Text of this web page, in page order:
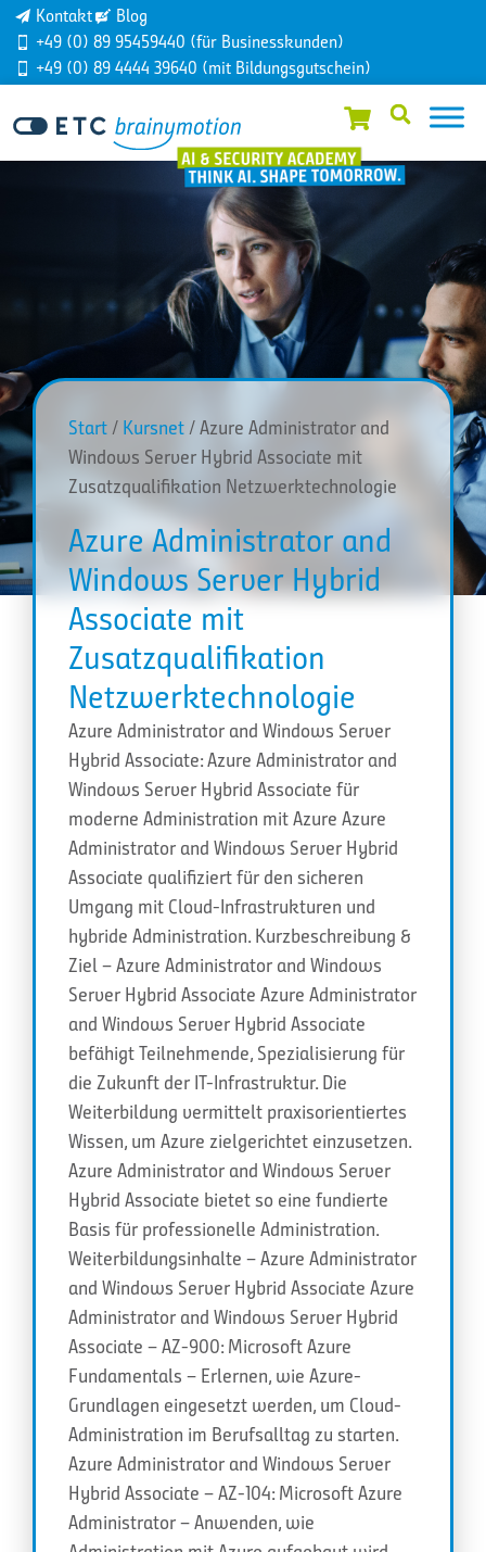
Kontakt
Blog
+49 (0) 89 95459440 (für Businesskunden)
+49 (0) 89 4444 39640 (mit Bildungsgutschein)
Start / Kursnet/ Azure Administrator and
Windows Server Hybrid Associate mit
Zusatzqualifikation Netzwerktechnologie
Azure Administrator and
Windows Server Hybrid
Associate mit
Zusatzqualifikation
Netzwerktechnologie
Azure Administrator and Windows Server
Hybrid Associate: Azure Administrator and
Windows Server Hybrid Associate für
moderne Administration mit Azure Azure
Administrator and Windows Server Hybrid
Associate qualifiziert für den sicheren
Umgang mit Cloud-Infrastrukturen und
hybride Administration. Kurzbeschreibung &
Ziel – Azure Administrator and Windows
Server Hybrid Associate Azure Administrator
and Windows Server Hybrid Associate
befähigt Teilnehmende, Spezialisierung für
die Zukunft der IT-Infrastruktur. Die
Weiterbildung vermittelt praxisorientiertes
Wissen, um Azure zielgerichtet einzusetzen.
Azure Administrator and Windows Server
Hybrid Associate bietet so eine fundierte
Basis für professionelle Administration.
Weiterbildungsinhalte – Azure Administrator
and Windows Server Hybrid Associate Azure
Administrator and Windows Server Hybrid
Associate – AZ-900: Microsoft Azure
Fundamentals – Erlernen, wie Azure-
Grundlagen eingesetzt werden, um Cloud-
Administration im Berufsalltag zu starten.
Azure Administrator and Windows Server
Hybrid Associate – AZ-104: Microsoft Azure
Administrator – Anwenden, wie